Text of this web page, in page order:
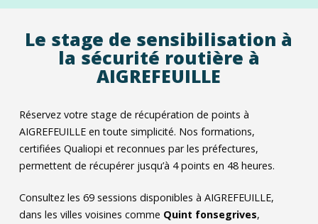
Le stage de sensibilisation à
la sécurité routière à
AIGREFEUILLE
Réservez votre stage de récupération de points à
AIGREFEUILLE en toute simplicité. Nos formations,
certifiées Qualiopi et reconnues par les préfectures,
permettent de récupérer jusqu’à 4 points en 48 heures.
Consultez les 69sessions disponibles à AIGREFEUILLE,
dans les villes voisines comme Quint fonsegrives,